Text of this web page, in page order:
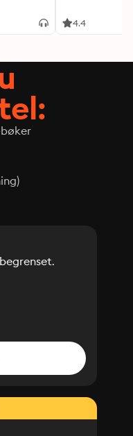
4.4